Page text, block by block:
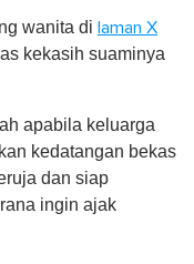
wanita di laman X
kekasih suaminya
apabila keluarga
kedatangan bekas
dan siap
ingin ajak